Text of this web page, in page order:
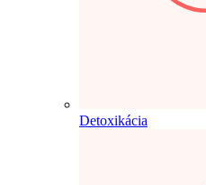
Detoxikácia